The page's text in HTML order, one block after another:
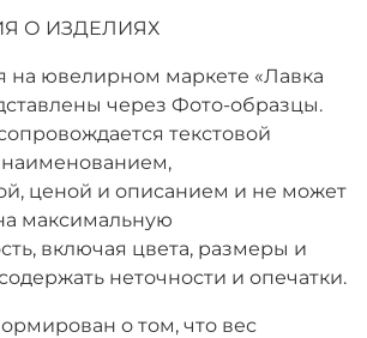
О ИЗДЕЛИЯХ
на ювелирном маркете «Лавка
через Фото-образцы.
текстовой
ценой и описанием и не может
максимальную
включая цвета, размеры и
неточности и опечатки.
о том, что вес